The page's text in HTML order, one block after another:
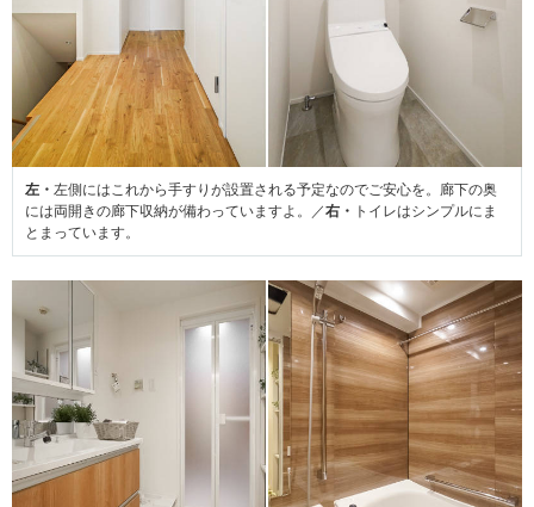
左・ 左側にはこれから手すりが設置される予定なのでご安心を。廊下の奥
には両開きの廊下収納が備わっていますよ。／右・ トイレはシンプルにま
とまっています。